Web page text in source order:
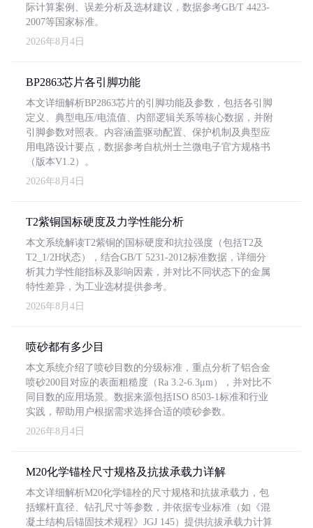
际计算案例、误差分析及选材建议，数据参考GB/T 4423-
2007等国家标准。
2026年8月4日
BP2863芯片各引脚功能
本文详细解析BP2863芯片的引脚功能及参数，包括各引脚
定义、典型电压/电流值、内部逻辑关系等核心数据，并附
引脚参数对照表。内容涵盖驱动配置、保护机制及典型应
用电路设计要点，数据参考自杭州士兰微电子官方规格书
（版本V1.2）。
2026年8月4日
T2紫铜国标硬度及力学性能分析
本文系统解读T2紫铜的国标硬度和抗拉强度（包括T2及
T2_1/2H状态），结合GB/T 5231-2012标准数据，详细分
析其力学性能指标及影响因素，并对比不同状态下的金属
特性差异，为工业选材提供参考。
2026年8月4日
喷砂都有多少目
本文系统介绍了喷砂目数的分级标准，重点分析了铝合金
喷砂200目对应的表面粗糙度（Ra 3.2-6.3μm），并对比不
同目数的应用场景。数据来源包括ISO 8503-1标准和行业
实践，帮助用户根据需求选择合适的喷砂参数。
2026年8月4日
M20化学锚栓尺寸规格及抗拔承载力详解
本文详细解析M20化学锚栓的尺寸规格和抗拔承载力，包
括螺杆直径、钻孔尺寸等参数，并依据专业标准（如《混
凝土结构后锚固技术规程》JGJ 145）提供抗拔承载力计算